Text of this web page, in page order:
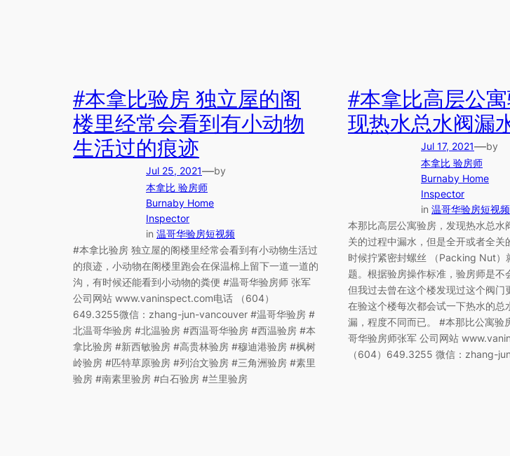
#本拿比验房 独立屋的阁
楼里经常会看到有小动物
生活过的痕迹
Jul 25, 2021—by
本拿比 验房师
Burnaby Home
Inspector
in 温哥华验房短视频
#本拿比验房 独立屋的阁楼里经常会看到有小动物生活过
的痕迹，小动物在阁楼里跑会在保温棉上留下一道一道的
沟，有时候还能看到小动物的粪便 #温哥华验房师 张军
公司网站 www.vaninspect.com电话 （604）
649.3255微信：zhang-jun-vancouver #温哥华验房 #
北温哥华验房 #北温验房 #西温哥华验房 #西温验房 #本
拿比验房 #新西敏验房 #高贵林验房 #穆迪港验房 #枫树
岭验房 #匹特草原验房 #列治文验房 #三角洲验房 #素里
验房 #南素里验房 #白石验房 #兰里验房
#本拿比高层公
现热水总水阀漏
Jul 17, 2021—by
本拿比 验房师
Burnaby Home
Inspector
in 温哥华验房短视频
本那比高层公寓验房，发现热水总水
关的过程中漏水，但是全开或者全关
时候拧紧密封螺丝 （Packing Nut）
题。根据验房操作标准，验房师是不
但我过去曾在这个楼发现过这个阀门
在验这个楼每次都会试一下热水的总
漏，程度不同而已。 #本那比公寓验
哥华验房师张军 公司网站
（604）649.3255 微信：zhang-